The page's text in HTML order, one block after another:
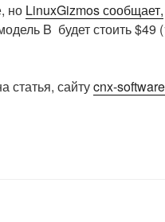
но LinuxGizmos сообщает,
B будет стоить $49
статья, сайтуcnx-